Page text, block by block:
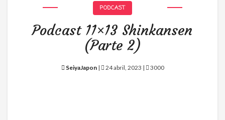
PODCAST
Podcast 11×13 Shinkansen
(Parte 2)
SeiyaJapon| 24 abril, 2023 | 3000